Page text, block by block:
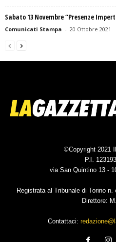
Sabato 13 Novembre “Presenze
Comunicati Stampa - 20 Ottobre 2021
©Copyright 2021
P.I.
via San Quintino 13 -
Registrata al Tribunale di Torino
Direttore:
Contattaci: